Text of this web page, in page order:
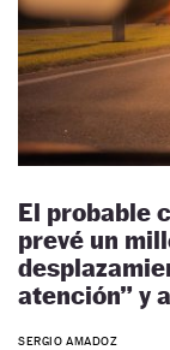
El probable
prevé un
atención” y
SERGIO AMADOZ